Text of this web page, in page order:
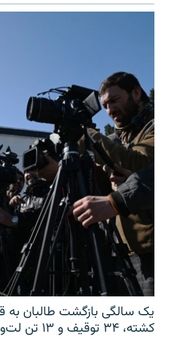
کشته، ۳۴ توقیف و ۱۳ تن لت‌وکوب شده‌اند